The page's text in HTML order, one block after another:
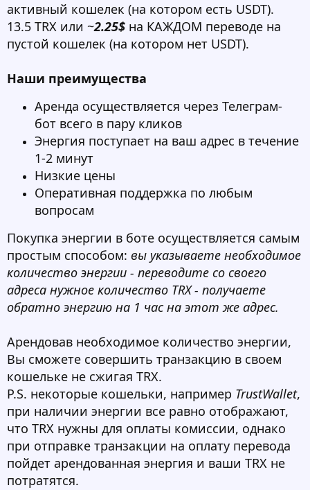
активный кошелек (на котором есть USDT).
13.5 TRX или ~2.25$ на КАЖДОМ переводе на
пустой кошелек (на котором нет USDT).
Наши преимущества
Аренда осуществляется через Телеграм-
бот всего в пару кликов
Энергия поступает на ваш адрес в течение
1-2 минут
Низкие цены
Оперативная поддержка по любым
вопросам
Покупка энергии в боте осуществляется самым
простым способом: вы указываете необходимое
количество энергии - переводите со своего
адреса нужное количество TRX - получаете
обратно энергию на 1 час на этот же адрес.
Арендовав необходимое количество энергии,
Вы сможете совершить транзакцию в своем
кошельке не сжигая TRX.
P.S. некоторые кошельки, например TrustWallet,
при наличии энергии все равно отображают,
что TRX нужны для оплаты комиссии, однако
при отправке транзакции на оплату перевода
пойдет арендованная энергия и ваши TRX не
потратятся.